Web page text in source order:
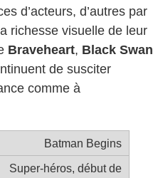
d’acteurs, d’autres par
richesse visuelle de leur
Braveheart, Black Swan
de susciter
comme à
Batman Begins
Super-héros, début de